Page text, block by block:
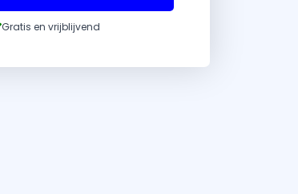
Gratis en vrijblijvend